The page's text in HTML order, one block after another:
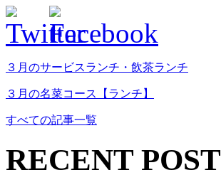
３月のサービスランチ・飲茶ランチ
３月の名菜コース【ランチ】
すべての記事一覧
RECENT POST